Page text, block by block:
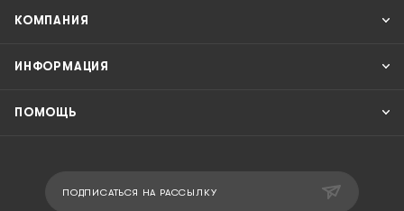
КОМПАНИЯ
ИНФОРМАЦИЯ
ПОМОЩЬ
ПОДПИСАТЬСЯ НА РАССЫЛКУ